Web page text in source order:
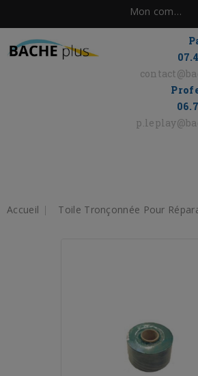
Mon compte
Accueil Toile Tronçonnée Pour